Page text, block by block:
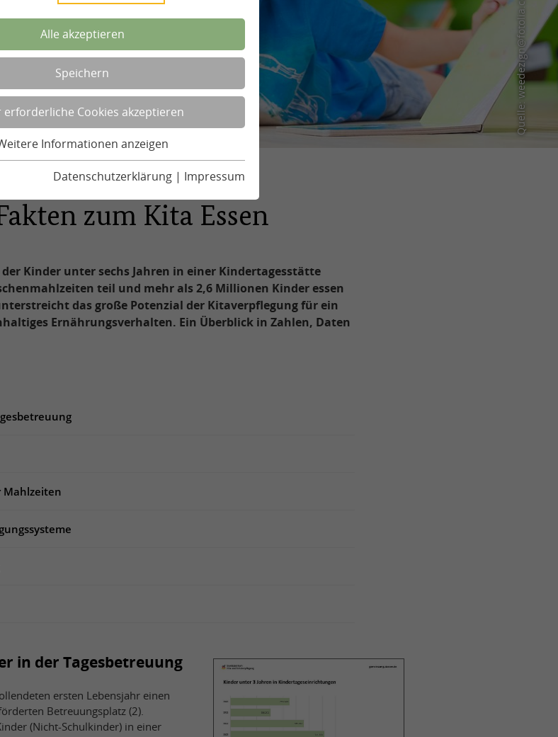
Alle akzeptieren
Speichern
erforderliche Cookies akzeptieren
Informationen anzeigen
Datenschutzerklärung | Impressum
Quelle: weedezign@fotolia.com
zum Kita Essen
Kinder unter sechs Jahren in einer Kindertagesstätte
teil und mehr als 2,6 Millionen Kinder essen
das große Potenzial der Kitaverpflegung für ein
Ernährungsverhalten. Ein Überblick in Zahlen, Daten
Mahlzeiten
in der Tagesbetreuung
ersten Lebensjahr einen
Betreuungsplatz (2).
(Nicht-Schulkinder) in einer